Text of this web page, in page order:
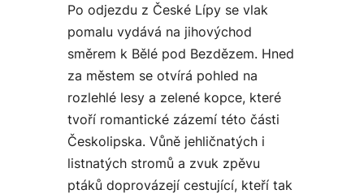
Po odjezdu z České Lípy se vlak
pomalu vydává na jihovýchod
směrem k Bělé pod Bezdězem. Hned
za městem se otvírá pohled na
rozlehlé lesy a zelené kopce, které
tvoří romantické zázemí této části
Českolipska. Vůně jehličnatých i
listnatých stromů a zvuk zpěvu
ptáků doprovázejí cestující, kteří tak